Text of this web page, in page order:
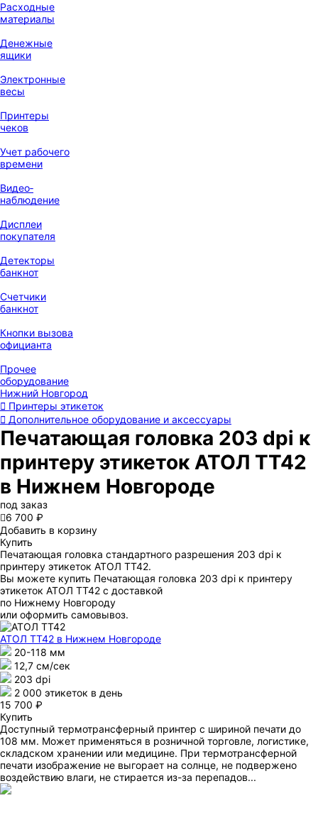
Расходные
материалы
Денежные
ящики
Электронные
весы
Принтеры
чеков
Учет рабочего
времени
Видео‑
наблюдение
Дисплеи
покупателя
Детекторы
банкнот
Счетчики
банкнот
Кнопки вызова
официанта
Прочее
оборудование
Нижний Новгород
Принтеры этикеток
Дополнительное оборудование и аксессуары
Печатающая головка 203 dpi к
принтеру этикеток АТОЛ ТТ42
в Нижнем Новгороде
под заказ
6 700 ₽
Добавить в корзину
Купить
Печатающая головка стандартного разрешения 203 dpi к
принтеру этикеток АТОЛ ТТ42.
Вы можете купить Печатающая головка 203 dpi к принтеру
этикеток АТОЛ ТТ42 с доставкой
по Нижнему Новгороду
или оформить самовывоз.
АТОЛ ТТ42 в Нижнем Новгороде
20-118 мм
12,7 см/сек
203 dpi
2 000 этикеток в день
15 700 ₽
Купить
Доступный термотрансферный принтер с шириной печати до
108 мм. Может применяться в розничной торговле, логистике,
складском хранении или медицине. При термотрансферной
печати изображение не выгорает на солнце, не подвержено
воздействию влаги, не стирается из-за перепадов...